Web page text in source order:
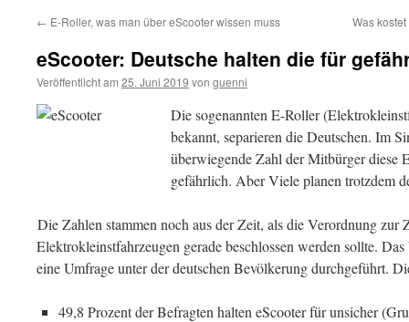
← E-Roller, was man über eScooter wissen muss Was
eScooter: Deutsche halten die für
Veröffentlicht am 25. Juni 2019 von guenni
Die sogenannten E-Roller
bekannt, separieren die Deutschen. Im
überwiegende Zahl der Mitbürger diese
gefährlich. Aber Viele planen trotzdem
Die Zahlen stammen noch aus der Zeit, als die Verordnung zur
Elektrokleinstfahrzeugen gerade beschlossen werden sollte.
eine Umfrage unter der deutschen Bevölkerung durchgeführt.
49,8 Prozent der Befragten halten eScooter für unsicher